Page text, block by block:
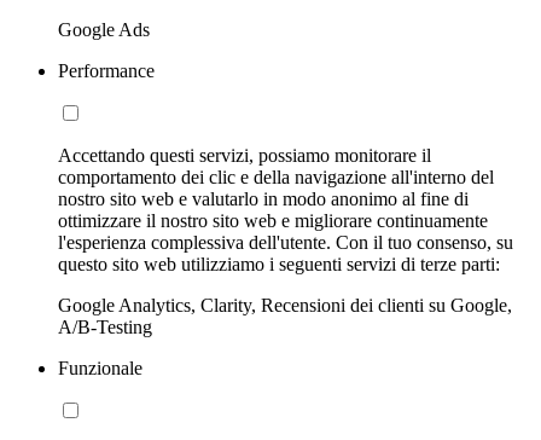
Google Ads
Performance
Accettando questi servizi, possiamo monitorare il
comportamento dei clic e della navigazione all'interno del
nostro sito web e valutarlo in modo anonimo al fine di
ottimizzare il nostro sito web e migliorare continuamente
l'esperienza complessiva dell'utente. Con il tuo consenso, su
questo sito web utilizziamo i seguenti servizi di terze parti:
Google Analytics, Clarity, Recensioni dei clienti su Google,
A/B-Testing
Funzionale